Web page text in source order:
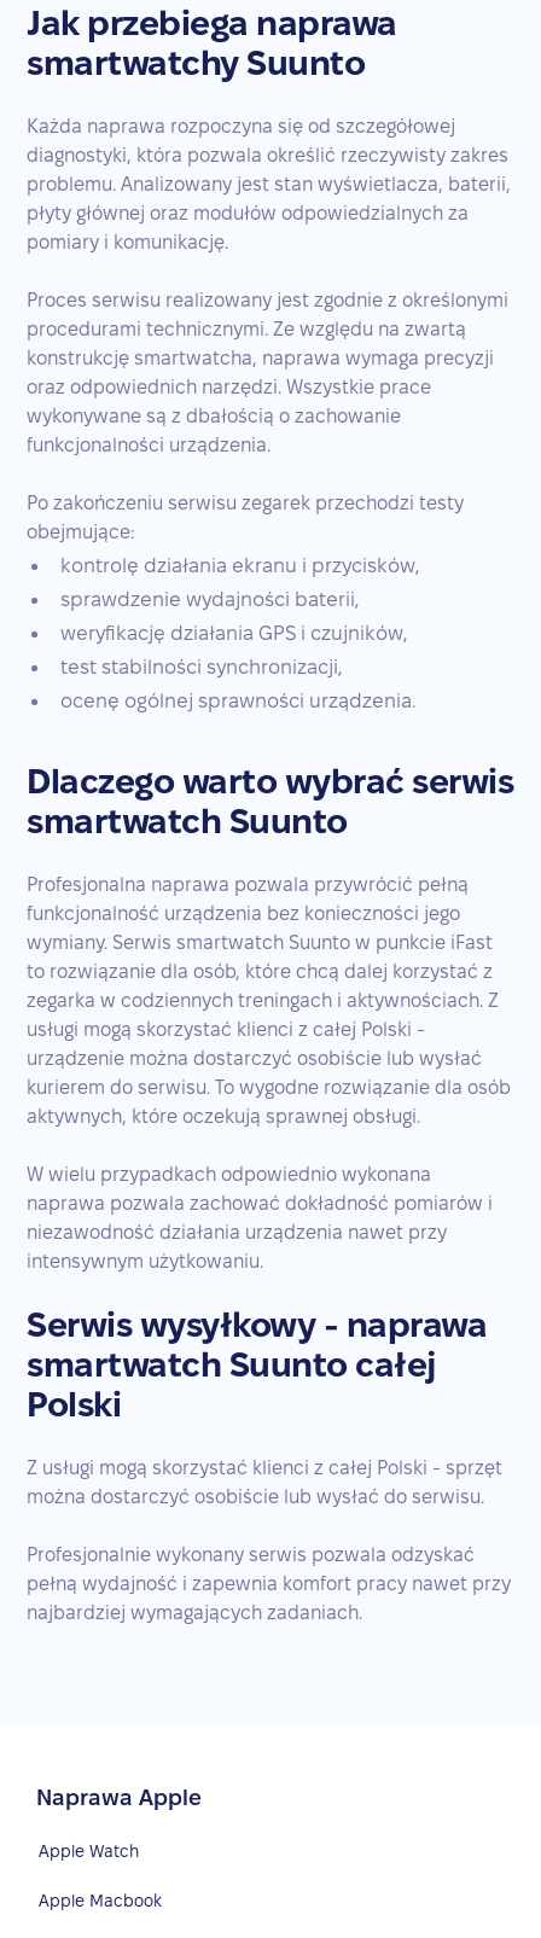
Jak przebiega naprawa
smartwatchy Suunto
Każda naprawa rozpoczyna się od szczegółowej
diagnostyki, która pozwala określić rzeczywisty zakres
problemu. Analizowany jest stan wyświetlacza, baterii,
płyty głównej oraz modułów odpowiedzialnych za
pomiary i komunikację.
Proces serwisu realizowany jest zgodnie z określonymi
procedurami technicznymi. Ze względu na zwartą
konstrukcję smartwatcha, naprawa wymaga precyzji
oraz odpowiednich narzędzi. Wszystkie prace
wykonywane są z dbałością o zachowanie
funkcjonalności urządzenia.
Po zakończeniu serwisu zegarek przechodzi testy
obejmujące:
kontrolę działania ekranu i przycisków,
sprawdzenie wydajności baterii,
weryfikację działania GPS i czujników,
test stabilności synchronizacji,
ocenę ogólnej sprawności urządzenia.
Dlaczego warto wybrać serwis
smartwatch Suunto
Profesjonalna naprawa pozwala przywrócić pełną
funkcjonalność urządzenia bez konieczności jego
wymiany. Serwis smartwatch Suunto w punkcie iFast
to rozwiązanie dla osób, które chcą dalej korzystać z
zegarka w codziennych treningach i aktywnościach. Z
usługi mogą skorzystać klienci z całej Polski -
urządzenie można dostarczyć osobiście lub wysłać
kurierem do serwisu. To wygodne rozwiązanie dla osób
aktywnych, które oczekują sprawnej obsługi.
W wielu przypadkach odpowiednio wykonana
naprawa pozwala zachować dokładność pomiarów i
niezawodność działania urządzenia nawet przy
intensywnym użytkowaniu.
Serwis wysyłkowy - naprawa
smartwatch Suunto całej
Polski
Z usługi mogą skorzystać klienci z całej Polski - sprzęt
można dostarczyć osobiście lub wysłać do serwisu.
Profesjonalnie wykonany serwis pozwala odzyskać
pełną wydajność i zapewnia komfort pracy nawet przy
najbardziej wymagających zadaniach.
Naprawa Apple
Apple Watch
Apple Macbook